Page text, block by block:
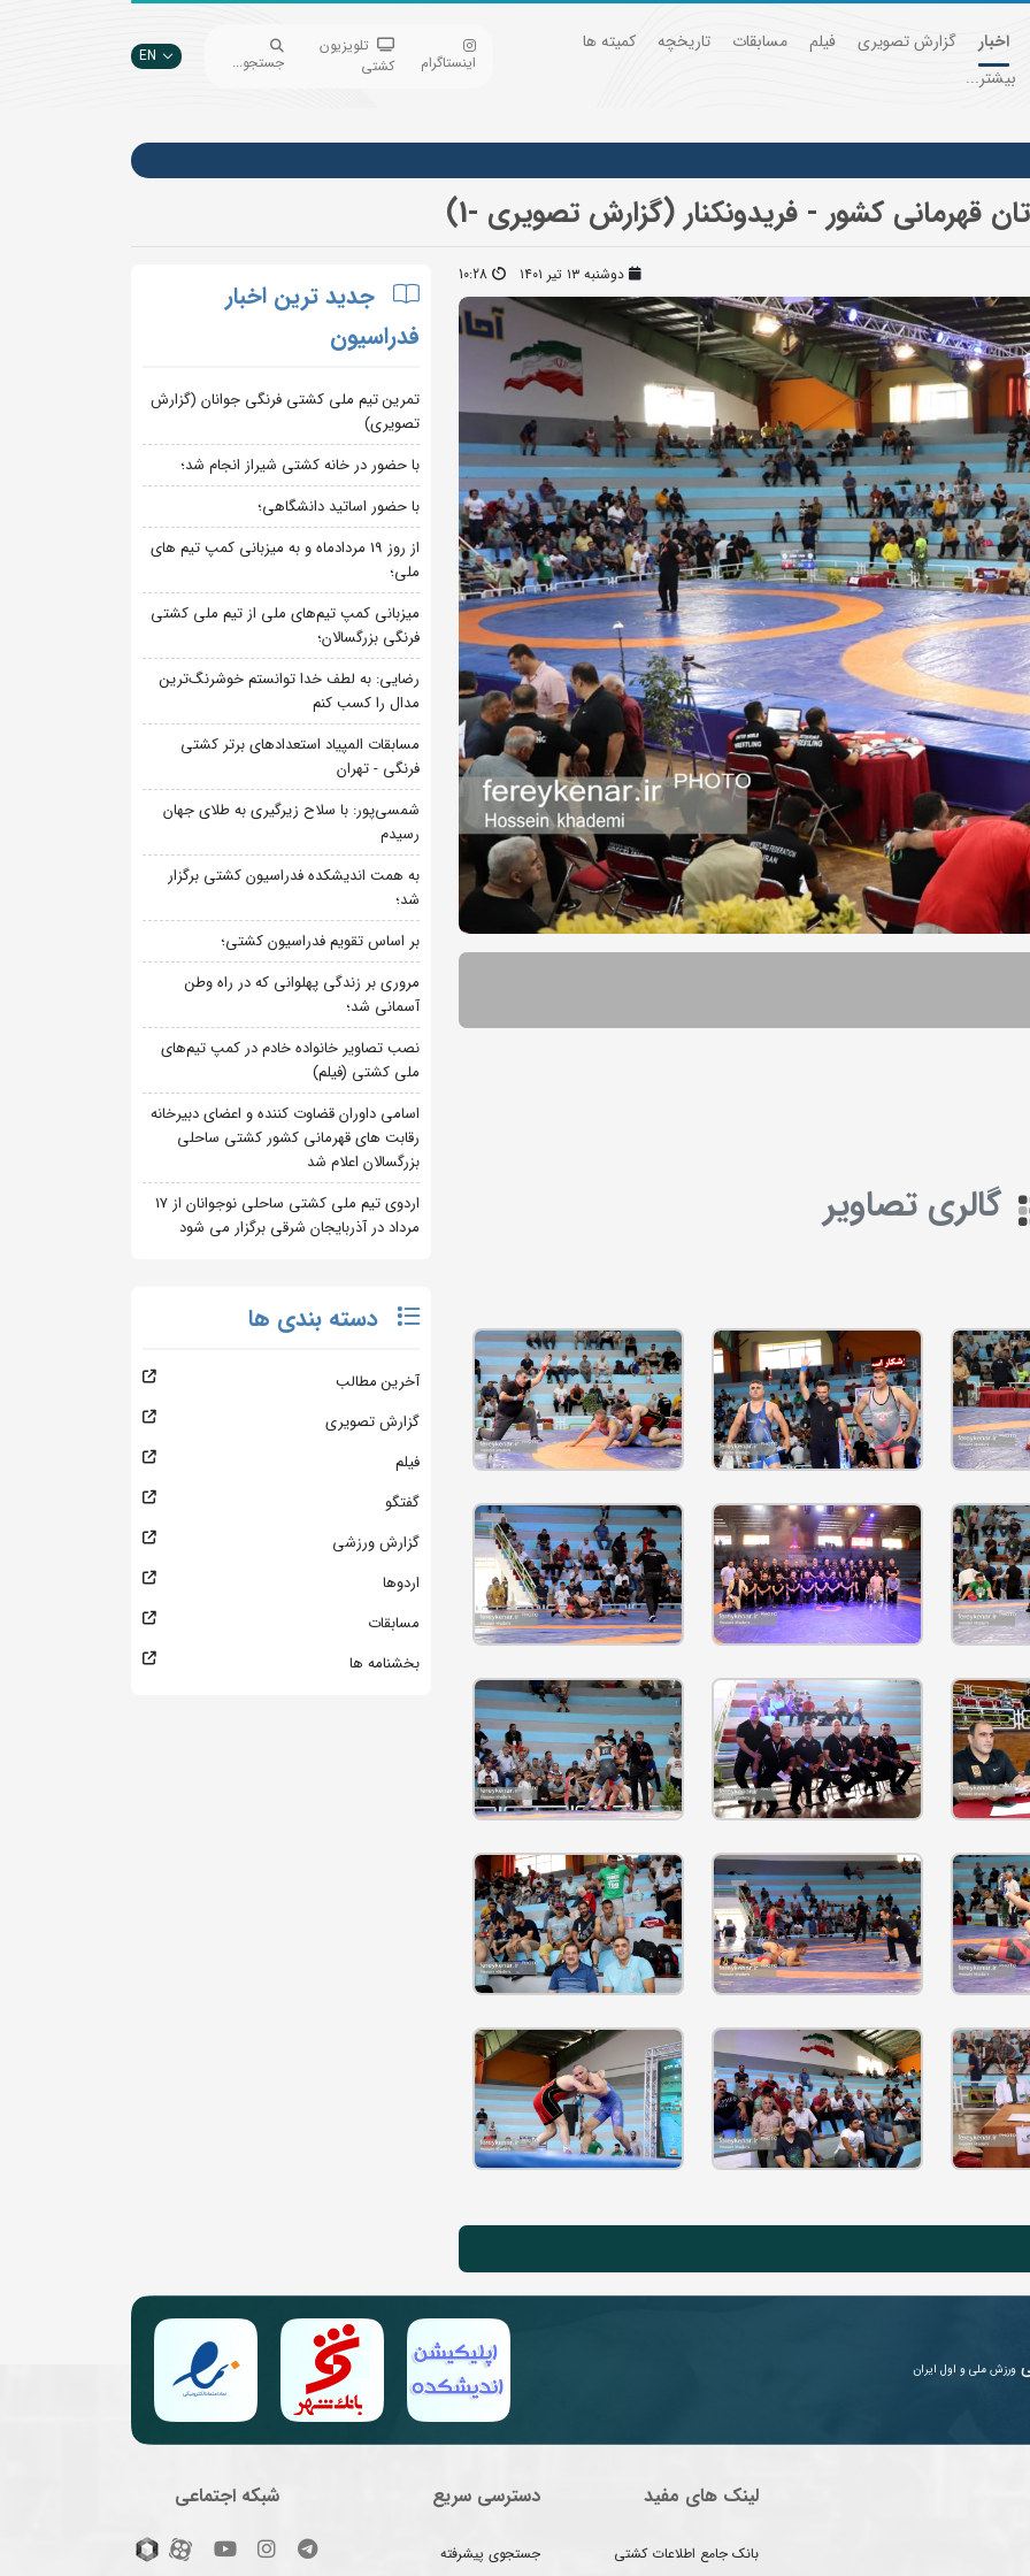
اخبار گزارش تصویری فیلم مسابقات تاریخچه
کمیته ها
بیشتر...
اینستاگرام
تلویزیون
کشتی
جستجو... EN
قهرمانی کشور - فریدونکنار (گزارش تصویری -1)
دوشنبه ۱۳ تیر ۱۴۰۱ 10:28
گالری تصاویر
جدید ترین اخبار
فدراسیون
تمرین تیم ملی کشتی فرنگی جوانان (گزارش
تصویری)
با حضور در خانه کشتی شیراز انجام شد؛
با حضور اساتید دانشگاهی؛
از روز 19 مردادماه و به میزبانی کمپ تیم های
ملی؛
میزبانی کمپ تیم‌های ملی از تیم ملی کشتی
فرنگی بزرگسالان؛
رضایی: به لطف خدا توانستم خوشرنگ‌ترین
مدال را کسب کنم
مسابقات المپیاد استعدادهای برتر کشتی
فرنگی - تهران
شمسی‌پور: با سلاح زیرگیری به طلای جهان
رسیدم
به همت اندیشکده فدراسیون کشتی برگزار
شد؛
بر اساس تقویم فدراسیون کشتی؛
مروری بر زندگی پهلوانی که در راه وطن
آسمانی شد؛
نصب تصاویر خانواده خادم در کمپ تیم‌های
ملی کشتی (فیلم)
اسامی داوران قضاوت کننده و اعضای دبیرخانه
رقابت های قهرمانی کشور کشتی ساحلی
بزرگسالان اعلام شد
اردوی تیم ملی کشتی ساحلی نوجوانان از 17
مرداد در آذربایجان شرقی برگزار می شود
دسته بندی ها
آخرین مطالب
گزارش تصویری
فیلم
گفتگو
گزارش ورزشی
اردوها
مسابقات
بخشنامه ها
ورزش ملی و اول ایران
لینک های مفید
بانک جامع اطلاعات کشتی
دسترسی سریع
جستجوی پیشرفته
شبکه اجتماعی